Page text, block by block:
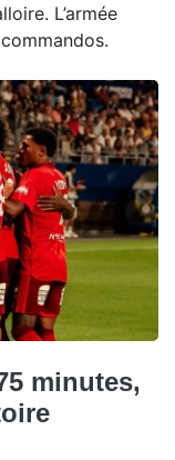
L’armée
minutes,